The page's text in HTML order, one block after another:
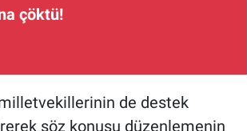
çöktü!
de destek
söz konusu düzenlemenin